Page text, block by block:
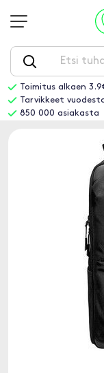
Toimitus alkaen
Tarvikkeet
850 000 asiakasta